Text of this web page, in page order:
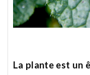
La plante est un